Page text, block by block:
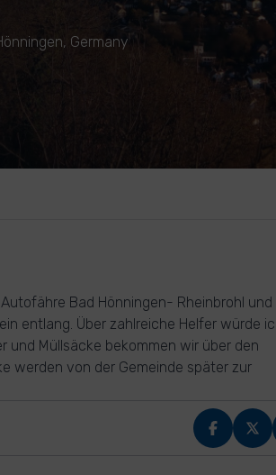
Germany
Bad Hönningen- Rheinbrohl und
entlang. Über zahlreiche Helfer würde
und Müllsäcke bekommen wir über den
werden von der Gemeinde später zur